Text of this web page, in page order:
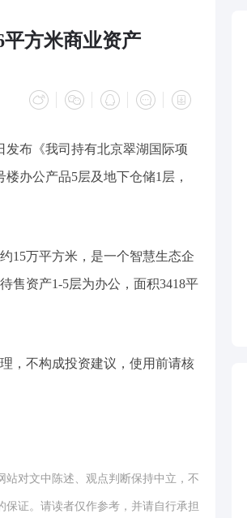
平方米商业资产
发布《我司持有北京翠湖国际项
办公产品5层及地下仓储1层，
15万平方米，是一个智慧生态企
售资产1-5层为办公，面积3418平
，不构成投资建议，使用前请核
站对文中陈述、观点判断保持中立，不
证。请读者仅作参考，并请自行承担